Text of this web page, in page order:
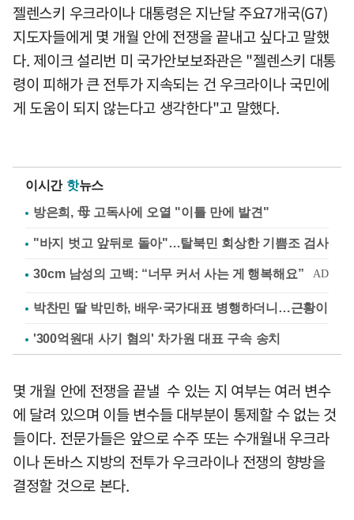
젤렌스키 우크라이나 대통령은 지난달 주요7개국(G7)
지도자들에게 몇 개월 안에 전쟁을 끝내고 싶다고 말했
다. 제이크 설리번 미 국가안보보좌관은 "젤렌스키 대통
령이 피해가 큰 전투가 지속되는 건 우크라이나 국민에
게 도움이 되지 않는다고 생각한다"고 말했다.
이시간 핫뉴스
방은희, 母 고독사에 오열 "이틀 만에 발견"
"바지 벗고 앞뒤로 돌아"…탈북민 회상한 기쁨조 검사
박찬민 딸 박민하, 배우·국가대표 병행하더니…근황이
'300억원대 사기 혐의' 차가원 대표 구속 송치
몇 개월 안에 전쟁을 끝낼 수 있는 지 여부는 여러 변수
에 달려 있으며 이들 변수들 대부분이 통제할 수 없는 것
들이다. 전문가들은 앞으로 수주 또는 수개월내 우크라
이나 돈바스 지방의 전투가 우크라이나 전쟁의 향방을
결정할 것으로 본다.